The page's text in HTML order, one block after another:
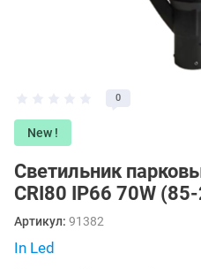
0
New !
Светильник
СRI80 IP66 70W
Артикул: 91382
In Led